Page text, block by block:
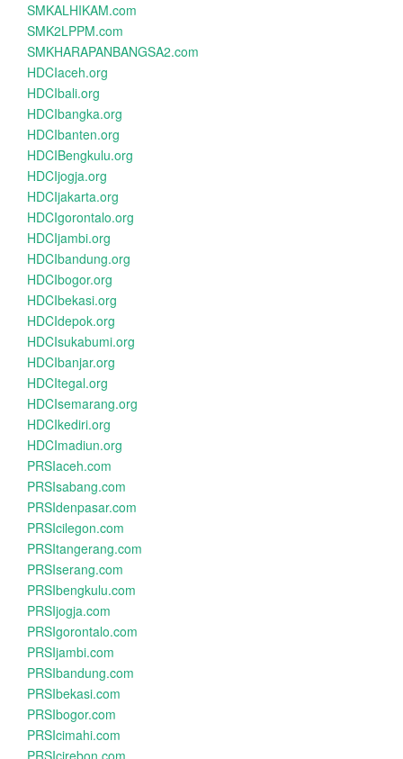
SMKALHIKAM.com
SMK2LPPM.com
SMKHARAPANBANGSA2.com
HDCIaceh.org
HDCIbali.org
HDCIbangka.org
HDCIbanten.org
HDCIBengkulu.org
HDCIjogja.org
HDCIjakarta.org
HDCIgorontalo.org
HDCIjambi.org
HDCIbandung.org
HDCIbogor.org
HDCIbekasi.org
HDCIdepok.org
HDCIsukabumi.org
HDCIbanjar.org
HDCItegal.org
HDCIsemarang.org
HDCIkediri.org
HDCImadiun.org
PRSIaceh.com
PRSIsabang.com
PRSIdenpasar.com
PRSIcilegon.com
PRSItangerang.com
PRSIserang.com
PRSIbengkulu.com
PRSIjogja.com
PRSIgorontalo.com
PRSIjambi.com
PRSIbandung.com
PRSIbekasi.com
PRSIbogor.com
PRSIcimahi.com
PRSIcirebon.com